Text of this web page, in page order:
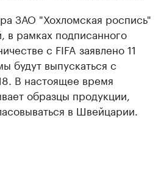
ЗАО "Хохломская роспись"
рамках подписанного
с FIFA заявлено 11
будут выпускаться с
В настоящее время
образцы продукции,
в Швейцарии.